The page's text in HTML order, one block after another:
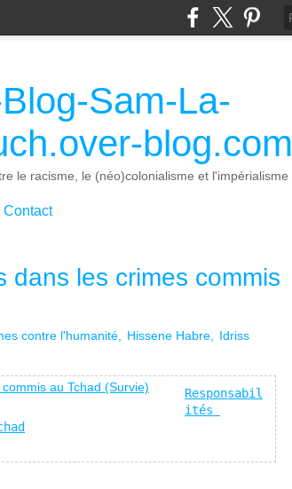
Sam-La-
blog.com
le racisme, le (néo)colonialisme et l'impérialisme
Contact
dans les crimes commis
contre l'humanité Hissene Habre
Idriss
Responsabil
ités